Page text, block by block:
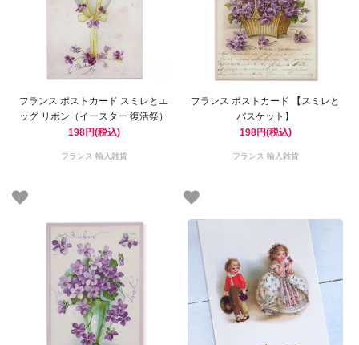
フランス ポストカード スミレとエ
ッグ リボン（イースター 復活祭）
198円(税込)
フランス 輸入雑貨
フランス ポストカード 【スミレと
バスケット】
198円(税込)
フランス 輸入雑貨